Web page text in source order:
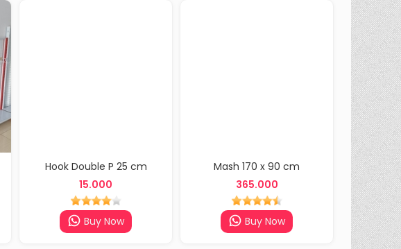
Hook Double P 25 cm
15.000
Buy Now
Mash 170 x 90 cm
365.000
Buy Now